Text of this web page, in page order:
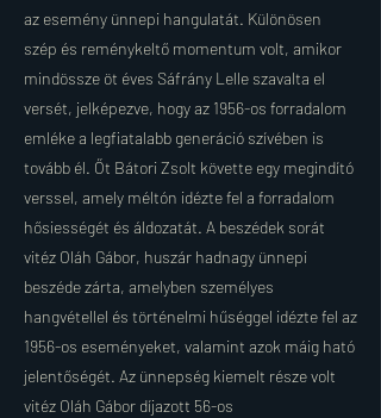
az esemény ünnepi hangulatát. Különösen
szép és reménykeltő momentum volt, amikor
mindössze öt éves Sáfrány Lelle szavalta el
versét, jelképezve, hogy az 1956-os forradalom
emléke a legfiatalabb generáció szívében is
tovább él. Őt Bátori Zsolt követte egy megindító
verssel, amely méltón idézte fel a forradalom
hősiességét és áldozatát. A beszédek sorát
vitéz Oláh Gábor, huszár hadnagy ünnepi
beszéde zárta, amelyben személyes
hangvétellel és történelmi hűséggel idézte fel az
1956-os eseményeket, valamint azok máig ható
jelentőségét. Az ünnepség kiemelt része volt
vitéz Oláh Gábor díjazott 56-os